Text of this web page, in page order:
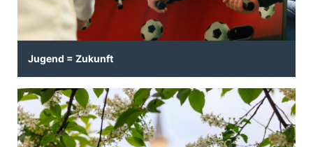
Jugend = Zukunft